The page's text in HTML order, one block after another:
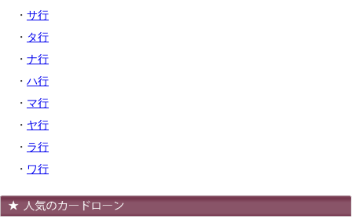
・ サ行
・ タ行
・ ナ行
・ ハ行
・ マ行
・ ヤ行
・ ラ行
・ ワ行